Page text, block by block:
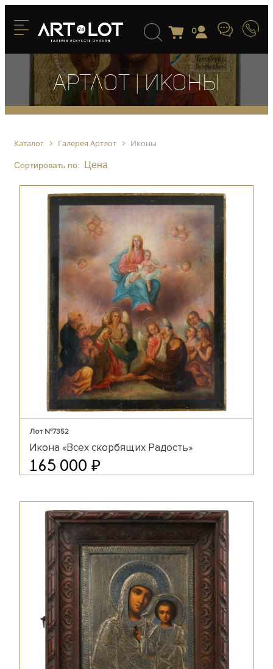
0
Артлот | Иконы
Каталог Галерея Артлот Иконы
Сортировать по: Цена
Лот №7352
Икона «Всех скорбящих Радость»
165 000 ₽